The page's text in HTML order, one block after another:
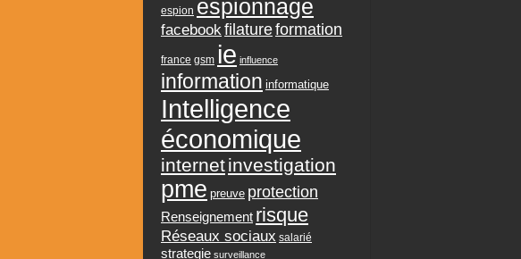
espion espionnage
facebookfilatureformation
france gsm ie influence
information informatique
Intelligence
économique
internetinvestigation
pme preuve protection
Renseignement risque
Réseaux sociaux salarié
strategie surveillance